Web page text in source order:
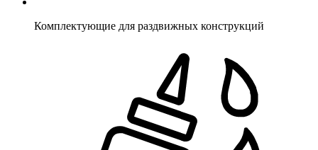
Комплектующие для раздвижных конструкций